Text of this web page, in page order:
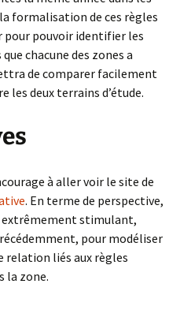
formalisation de ces règles
pouvoir identifier les
chacune des zones a
de comparer facilement
les deux terrains d’étude.
à aller voir le site de
. En terme de perspective,
extrêmement stimulant,
pour modéliser
relation liés aux règles
la zone.